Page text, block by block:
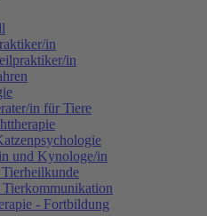
in
in
in für Tiere
und Kynologe/in
Tierkommunikation
- Fortbildung